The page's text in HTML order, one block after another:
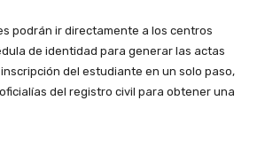
podrán ir directamente a los centros
de identidad para generar las actas
del estudiante en un solo paso,
del registro civil para obtener una